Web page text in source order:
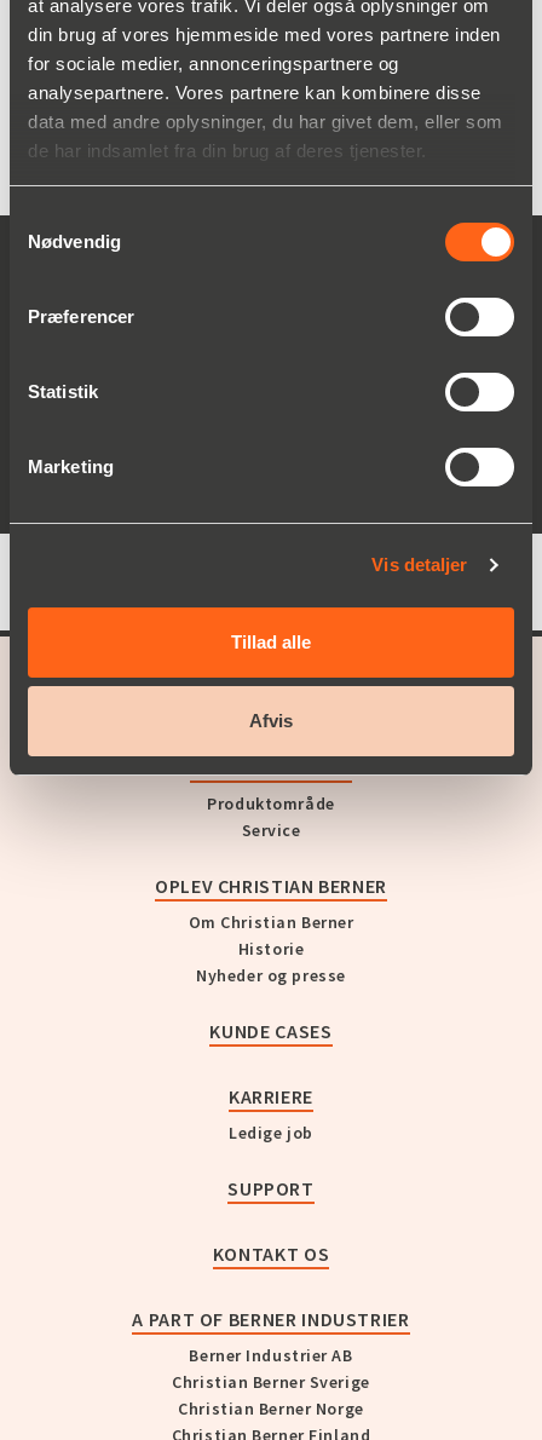
at analysere vores trafik. Vi deler også oplysninger om
din brug af vores hjemmeside med vores partnere inden
for sociale medier, annonceringspartnere og
analysepartnere. Vores partnere kan kombinere disse
data med andre oplysninger, du har givet dem, eller som
de har indsamlet fra din brug af deres tjenester.
Samtykkevalg
Nødvendig
Præferencer
Statistik
Marketing
Vis detaljer
Tillad alle
Afvis
Andreas Gerbaulet
Produktchef, Pakkeudstyr, Fyldeudstyr
+45 4031 0179
andreas.gerbaulet(a)christianberner.com
Fillflex Behn+Bates Maschinenfabrik GmbH
Produktområde
Service
OPLEV CHRISTIAN BERNER
Om Christian Berner
Historie
Nyheder og presse
KUNDE CASES
KARRIERE
Ledige job
SUPPORT
KONTAKT OS
A PART OF BERNER INDUSTRIER
Berner Industrier AB
Christian Berner Sverige
Christian Berner Norge
Christian Berner Finland